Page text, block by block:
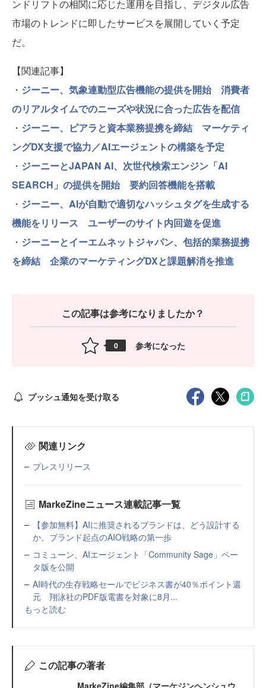
ンドリフトの相関に応じた運用を目指し、デジタル広告
市場のトレンドに即したサービスを展開していく予定
だ。
【関連記事】
・ ジーニー、気象連動型広告機能の提供を開始 消費者
のリアルタイムでのニーズや状況に合った広告を配信
・ ジーニー、ピアラと資本業務提携を締結 マーケティ
ングDX支援で協力／AIエージェントの構築を予定
・ ジーニーとJAPAN AI、次世代検索エンジン「AI
SEARCH」の提供を開始 要約回答機能を搭載
・ ジーニー、AIが自動で適切なハッシュタグを生成する
機能をリリース ユーザーのサイト内回遊を促進
・ ジーニーとイーエムネットジャパン、包括的業務提携
を締結 企業のマーケティングDXと課題解消を推進
この記事は参考になりましたか？
0 参考になった
プッシュ通知を受け取る
関連リンク
プレスリリース
MarkeZineニュース連載記事一覧
【参加無料】AIに推奨されるブランドは、どう設計する
か。ブランド起点のAIO戦略の第一歩
コミューン、AIエージェント「Community Sage」ベー
タ版を公開
AI時代の生存戦略セールでビジネス書が40％ポイント還
元 翔泳社のPDF版電書を対象に8月...
もっと読む
この記事の著者